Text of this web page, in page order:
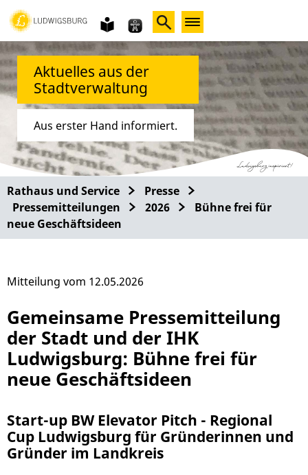
Gebärdensprache
leichte
Sprache
Aktuelles aus der
Stadtverwaltung
Aus erster Hand informiert.
Rathaus und Service
Presse
Pressemitteilungen
2026
Bühne frei für
neue Geschäftsideen
Gemeinsame Pressemitteilung
der Stadt und der IHK
Ludwigsburg: Bühne frei für
neue Geschäftsideen
Start-up BW Elevator Pitch - Regional
Cup Ludwigsburg für Gründerinnen und
Gründer im Landkreis
Mitteilung vom 12.05.2026